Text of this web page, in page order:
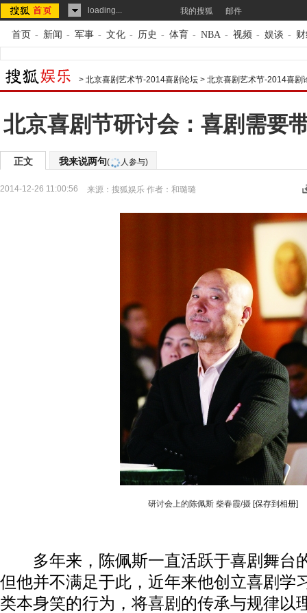
loading... 我的搜狐 邮件
首页 - 新闻 - 军事 - 文化 - 历史 - 体育 - NBA - 视频 - 娱谈 -
> 北京喜剧艺术节-2014喜剧论坛 > 北京喜剧艺术节-2014喜剧
北京喜剧节研讨会：喜剧需要
正文 我来说两句( 人参与)
2014-12-26 11:00:56 来源： 搜狐娱乐 作者：和璐璐
研讨会上的陈佩斯 柴春霞/摄 [保存到相册]
多年来，陈佩斯一直活跃于喜剧舞台
但他并不满足于此，近年来他创立喜剧学
类本身笑的行为，将喜剧的传承与规律以